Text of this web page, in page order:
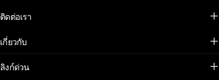
ติดต่อเรา
เกี่ยวกับ
ลิงก์ด่วน